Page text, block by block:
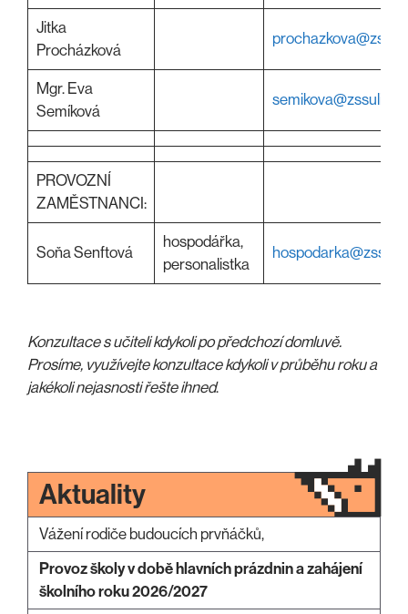
Jitka
Procházková
Mgr. Eva
Semíková
PROVOZNÍ
ZAMĚSTNANCI:
Soňa Senftová
hospodářka,
personalistka
Konzultace s učiteli kdykoli po předchozí domluvě.
Prosíme, využívejte konzultace kdykoli v průběhu roku a
jakékoli nejasnosti řešte ihned.
Aktuality
Vážení rodiče budoucích prvňáčků,
Provoz školy v době hlavních prázdnin a zahájení
školního roku 2026/2027